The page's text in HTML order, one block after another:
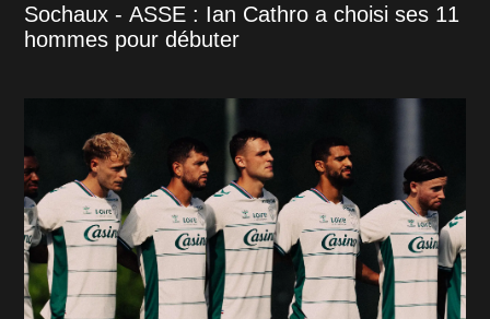
Sochaux - ASSE : Ian Cathro a choisi ses 11
hommes pour débuter